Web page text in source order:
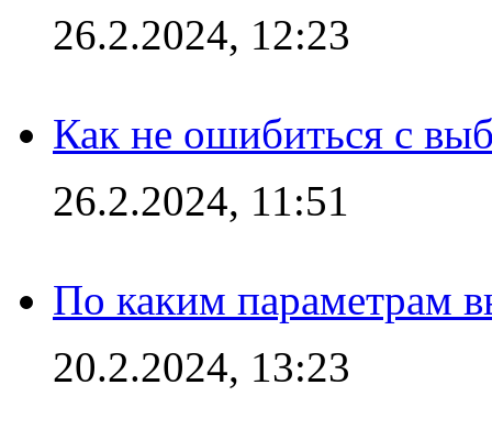
26.2.2024, 12:23
Как не ошибиться с
26.2.2024, 11:51
По каким параметрам
20.2.2024, 13:23